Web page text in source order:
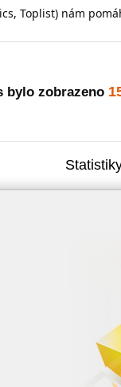
Toplist) nám
bylo zobrazeno